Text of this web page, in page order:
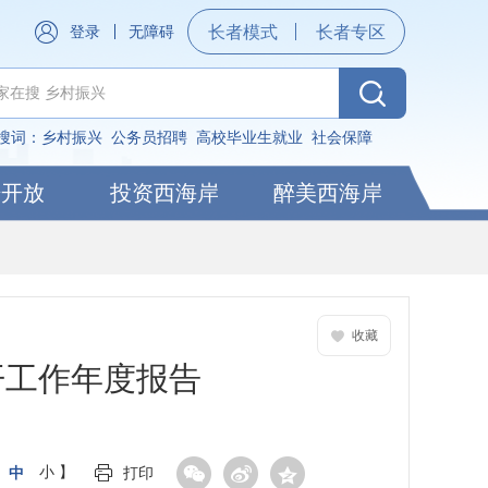
登录 无障碍 长者模式 长者专区
词： 乡村振兴 公务员招聘 高校毕业生就业 社会保障
放 投资西海岸 醉美西海岸
收藏
作年度报告
中 小 】 打印